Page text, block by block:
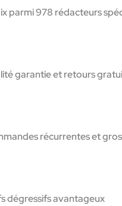
parmi 978 rédacteurs
garantie et retours
récurrentes et
dégressifs avantageux